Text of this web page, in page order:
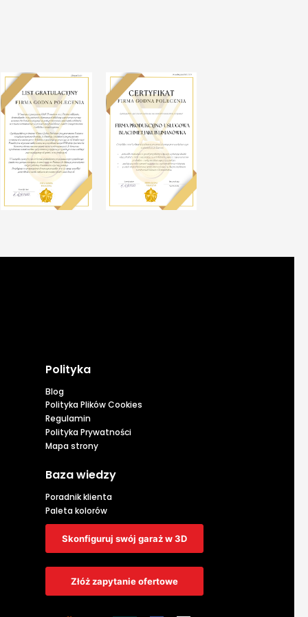
Polityka
Blog
Polityka Plików Cookies
Regulamin
Polityka Prywatności
Mapa strony
Baza wiedzy
Poradnik klienta
Paleta kolorów
Skonfiguruj swój garaż w 3D
Złóż zapytanie ofertowe